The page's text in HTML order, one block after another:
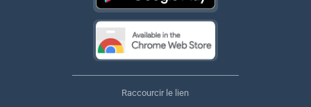
Raccourcir le lien